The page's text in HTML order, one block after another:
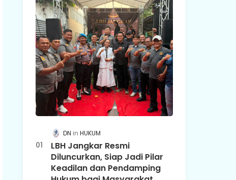
DN HUKUM
LBH Jangkar Resmi
Diluncurkan, Siap Jadi Pilar
Keadilan dan Pendamping